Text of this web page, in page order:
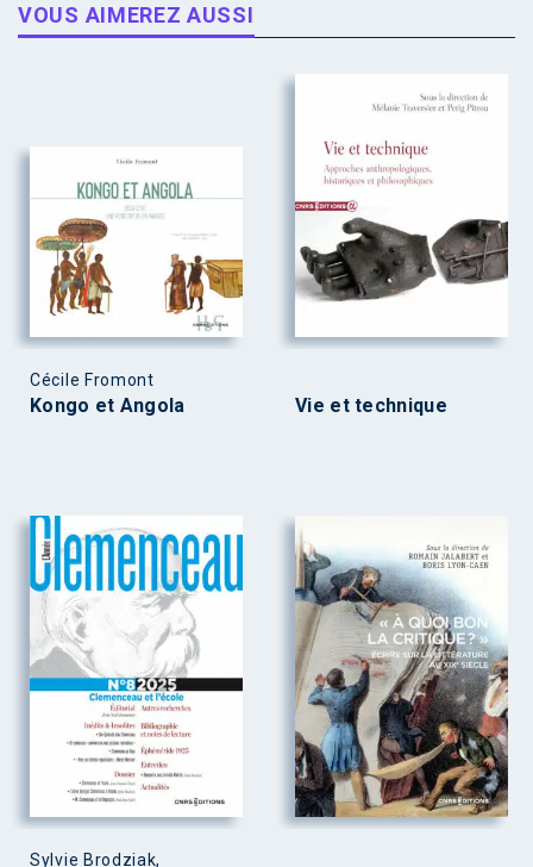
VOUS AIMEREZ AUSSI
Cécile Fromont
Kongo et Angola Vie et technique
Sylvie Brodziak,